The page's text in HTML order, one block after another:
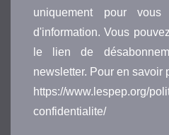
uniquement pour
d'information. Vous
le lien de
newsletter. Pour en savoir
https://www.lespep.org/
confidentialite/